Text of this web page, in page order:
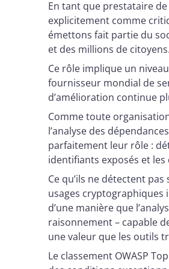
En tant que prestataire
explicitement comme
émettons fait partie du
et des millions de citoyens.
Ce rôle implique un
fournisseur mondial de
d’amélioration continue
Comme toute
l’analyse des
parfaitement leur rôle :
identifiants exposés et
Ce qu’ils ne détectent
usages
d’une manière que
raisonnement – capable
une valeur que les outils
Le classement OWASP